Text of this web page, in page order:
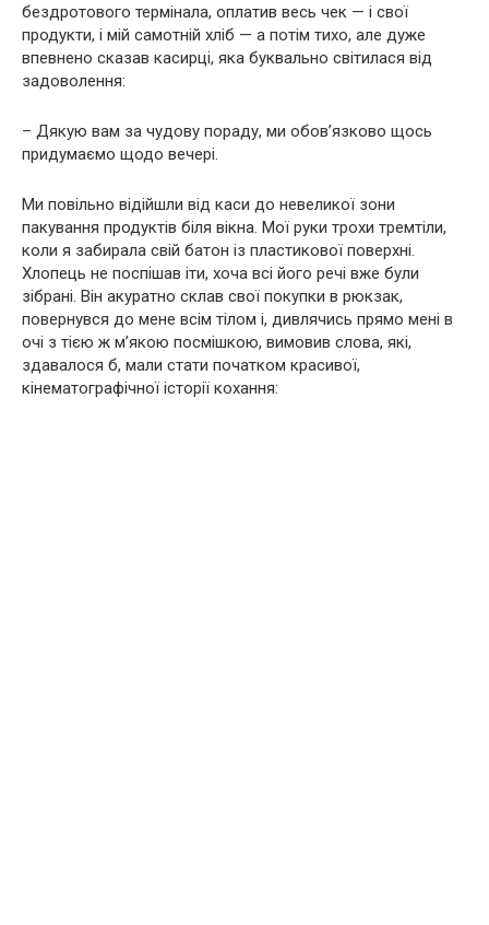
бездротового термінала, оплатив весь чек — і свої
продукти, і мій самотній хліб — а потім тихо, але дуже
впевнено сказав касирці, яка буквально світилася від
задоволення:
– Дякую вам за чудову пораду, ми обов’язково щось
придумаємо щодо вечері.
Ми повільно відійшли від каси до невеликої зони
пакування продуктів біля вікна. Мої руки трохи тремтіли,
коли я забирала свій батон із пластикової поверхні.
Хлопець не поспішав іти, хоча всі його речі вже були
зібрані. Він акуратно склав свої покупки в рюкзак,
повернувся до мене всім тілом і, дивлячись прямо мені в
очі з тією ж м’якою посмішкою, вимовив слова, які,
здавалося б, мали стати початком красивої,
кінематографічної історії кохання: